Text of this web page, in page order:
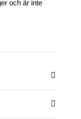
och är inte